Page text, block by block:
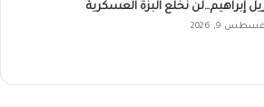
إبراهيم…لن نخلع البزة العسكرية
9, 2026